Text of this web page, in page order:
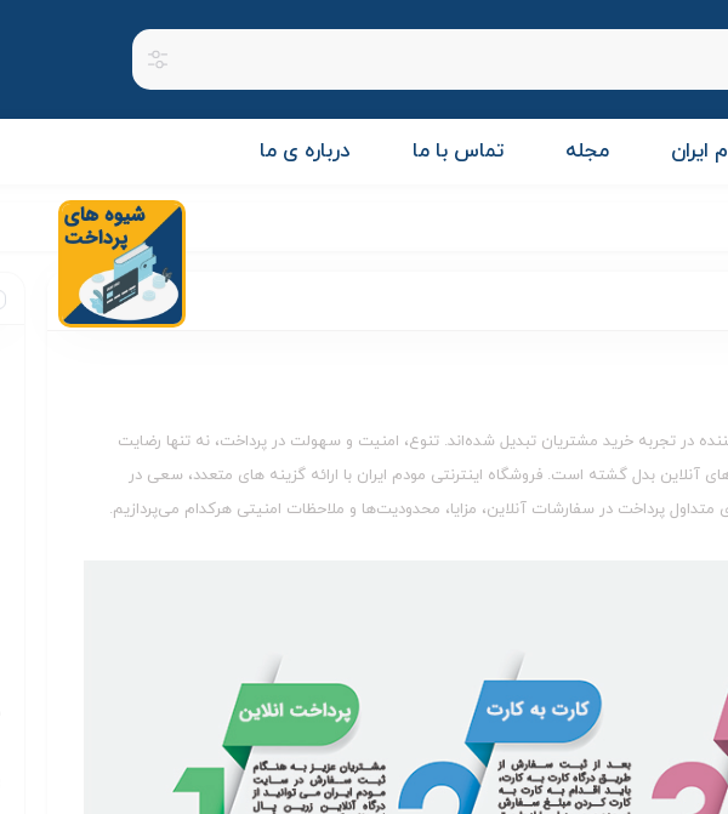
ایران مجله تماس با ما درباره ی ما
در تجربه خرید مشتریان تبدیل شده‌اند. تنوع، امنیت و سهولت در پرداخت، نه تنها رضایت
بدل گشته است. فروشگاه‌ اینترنتی مودم ایران با ارائه گزینه‌ های متعدد، سعی در
پرداخت در سفارشات آنلاین، مزایا، محدودیت‌ها و ملاحظات امنیتی هرکدام می‌پردازیم.
4,400,000 تومان تومان